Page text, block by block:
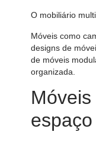
O mobiliário
Móveis como
designs de
de móveis
organizada.
espaço